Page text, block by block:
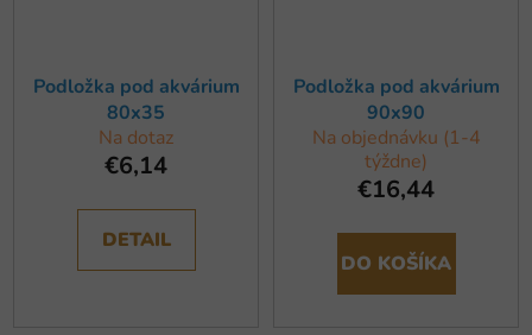
Podložka pod akvárium
80x35
Na dotaz
€6,14
DETAIL
Podložka pod akvárium
90x90
Na objednávku (1-4
týždne)
€16,44
DO KOŠÍKA